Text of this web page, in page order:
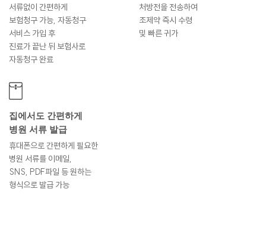
서류없이 간편하게
보험청구 가능, 자동청구
서비스 가입 후
진료가 끝난 뒤 보험사로
자동청구 완료
처방전을 전송하여
조제약 즉시 수령
및 빠른 귀가
집에서도 간편하게
병원 서류 발급
휴대폰으로 간편하게 필요한
병원 서류를 이메일,
SNS, PDF파일 등 원하는
형식으로 발급 가능